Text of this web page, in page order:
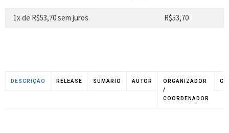
1x de R$53,70sem juros R$53,70
DESCRIÇÃO RELEASE SUMÁRIO AUTOR
ORGANIZADOR
/
COORDENADOR